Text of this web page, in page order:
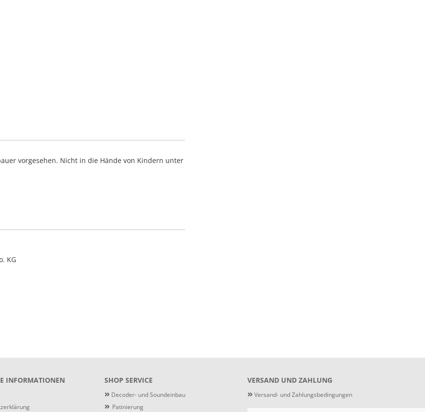
vorgesehen. Nicht in die Hände von Kindern unter
KG
INFORMATIONEN SHOP SERVICE
» Decoder- und Soundeinbau
» Patinierung
VERSAND UND ZAHLUNG
» Versand- und Zahlungsbedingungen